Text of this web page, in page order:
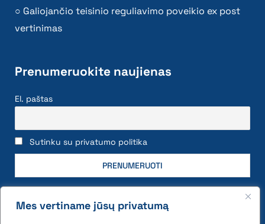
Mes vertiname jūsų privatumą
Galiojančio teisinio reguliavimo poveikio ex post
vertinimas
Prenumeruokite naujienas
El. paštas
Sutinku su privatumo politika